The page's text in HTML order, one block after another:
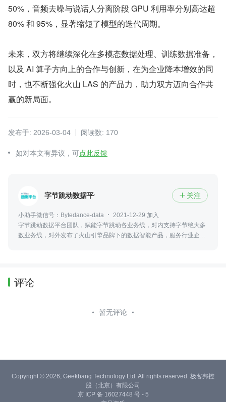
50%，音频去噪与说话人分离阶段 GPU 利用率分别高达超
80% 和 95%，显著缩短了模型的迭代周期。
未来，双方将继续深化在多模态数据处理、训练数据准备，
以及 AI 算子方向上的合作与创新，在为企业降本增效的同
时，也不断强化火山 LAS 的产品力，助力双方迈向合作共
赢的新局面。
发布于: 2026-03-04 阅读数: 170
如对本文有异议，可点此反馈
字节跳动数据平台  关注
小助手微信号：Bytedance-data
2021-12-29 加入
字节跳动数据平台团队，赋能字节跳动各业务线，对内支持字节绝大多
数业务线，对外发布了火山引擎品牌下的数据智能产品，服务行业企业
评论
暂无评论
Copyright © 2026, Geekbang Technology Ltd. All rights reserved. 极客邦控
股（北京）有限公司
京 ICP 备 16027448 号 - 5